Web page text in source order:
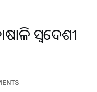
ସ୍ଵଦେଶୀ